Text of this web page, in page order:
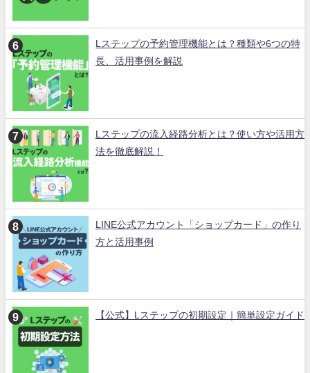
Lステップの予約管理機能とは？種類や6つの特
長、活用事例を解説
Lステップの流入経路分析とは？使い方や活用方
法を徹底解説！
LINE公式アカウント「ショップカード」の作り
方と活用事例
【公式】Lステップの初期設定｜簡単設定ガイド